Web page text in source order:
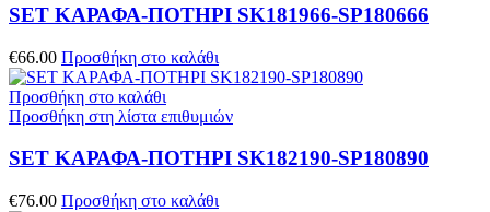
SET ΚΑΡΑΦΑ-ΠΟΤΗΡΙ SK181966-SP180666
€66.00 Προσθήκη στο καλάθι
Προσθήκη στο καλάθι
Προσθήκη στη λίστα επιθυμιών
SET ΚΑΡΑΦΑ-ΠΟΤΗΡΙ SK182190-SP180890
€76.00 Προσθήκη στο καλάθι